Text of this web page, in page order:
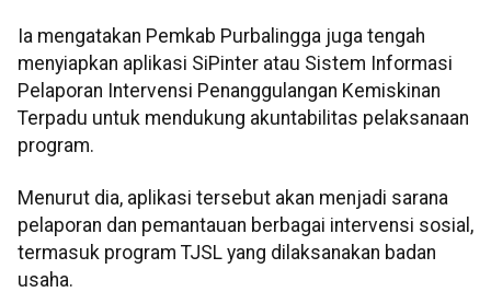
Ia mengatakan Pemkab Purbalingga juga tengah
menyiapkan aplikasi SiPinter atau Sistem Informasi
Pelaporan Intervensi Penanggulangan Kemiskinan
Terpadu untuk mendukung akuntabilitas pelaksanaan
program.
Menurut dia, aplikasi tersebut akan menjadi sarana
pelaporan dan pemantauan berbagai intervensi sosial,
termasuk program TJSL yang dilaksanakan badan
usaha.